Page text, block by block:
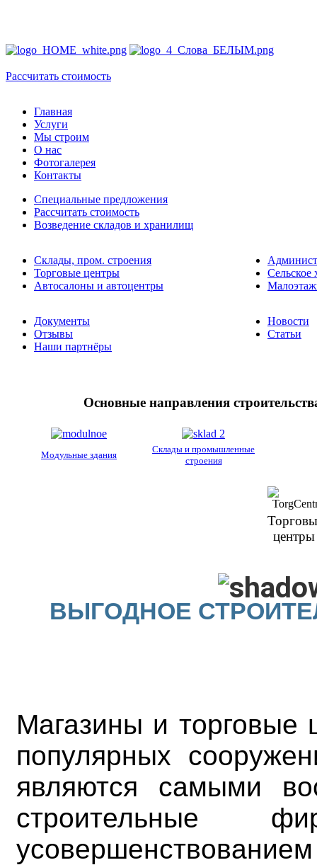
Рассчитать стоимость
Главная
Услуги
Мы строим
О нас
Фотогалерея
Контакты
Специальные предложения
Рассчитать стоимость
Возведение складов и хранилищ
Склады, пром. строения
Торговые центры
Автосалоны и автоцентры
Сельское
Документы
Отзывы
Наши партнёры
Новости
Статьи
Основные направления
Модульные здания
Склады и промышленные
строения
центры
ВЫГОДНОЕ
Магазины и
популярных
являются самыми
строительные
усовершенствован